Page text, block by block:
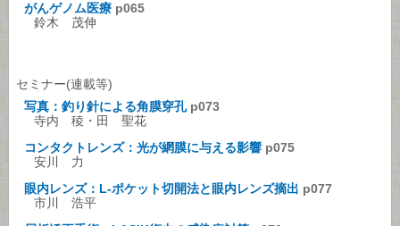
がんゲノム医療 p065
鈴木 茂伸
セミナー(連載等)
写真：釣り針による角膜穿孔 p073
寺内 稜・田 聖花
コンタクトレンズ：光が網膜に与える影響 p075
安川 力
眼内レンズ：L-ポケット切開法と眼内レンズ摘出 p077
市川 浩平